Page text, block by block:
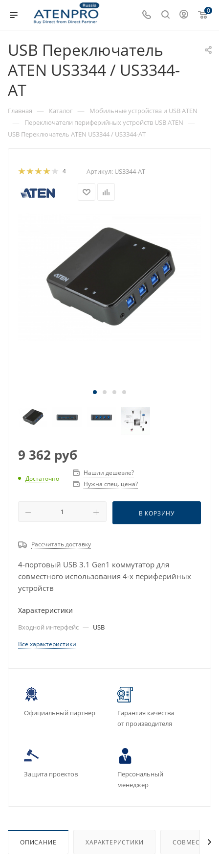
0
USB Переключатель
ATEN US3344 / US3344-
AT
Главная — Каталог — Мобильные устройства и USB ATEN
— Переключатели периферийных устройств USB ATEN —
USB Переключатель ATEN US3344 / US3344-AT
4 Артикул: US3344-AT
9 362 руб
Достаточно
Нашли дешевле?
Нужна спец. цена?
В КОРЗИНУ
Рассчитать доставку
4-портовый USB 3.1 Gen1 коммутатор для
совместного использования 4-х периферийных
устройств
Характеристики
Входной интерфейс — USB
Все характеристики
Официальный партнер
Гарантия качества
от производителя
Защита проектов
Персональный
менеджер
ОПИСАНИЕ ХАРАКТЕРИСТИКИ